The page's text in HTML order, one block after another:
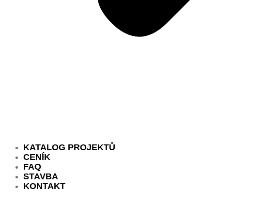
KATALOG PROJEKTŮ
CENÍK
FAQ
STAVBA
KONTAKT